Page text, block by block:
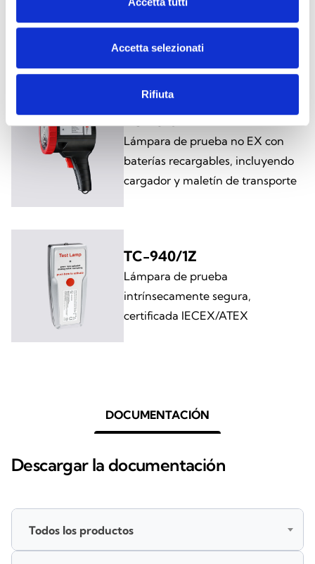
Accetta selezionati
Rifiuta
TC-169/1
Lámpara de prueba no EX con
baterías recargables, incluyendo
cargador y maletín de transporte
TC-940/1Z
Lámpara de prueba
intrínsecamente segura,
certificada IECEX/ATEX
DOCUMENTACIÓN
Descargar la documentación
Todos los productos